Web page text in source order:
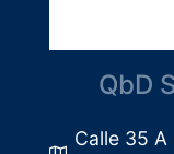
QbD
Calle 35 A